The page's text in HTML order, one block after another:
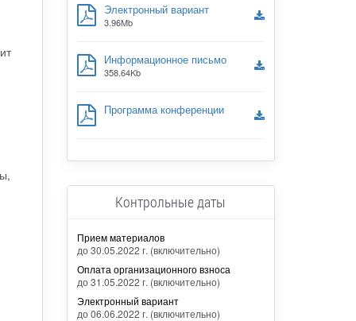
Электронный вариант
3.96Mb
Информационное письмо
358.64Kb
Программа конференции
Контрольные даты
Прием материалов
до 30.05.2022 г. (включительно)
Оплата организационного взноса
до 31.05.2022 г. (включительно)
Электронный вариант
до 06.06.2022 г. (включительно)